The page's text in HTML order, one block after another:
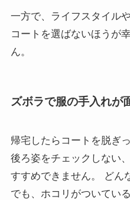
一方で、ライフスタイル
コートを選ばないほうが
ん。
ズボラで服の手入れが
帰宅したらコートを脱ぎ
後ろ姿をチェックしない
すすめできません。 どん
でも、ホコリがついてい